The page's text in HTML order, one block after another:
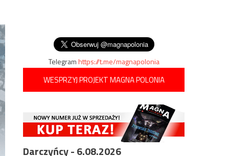
Telegramhttps://t.me/magnapolonia
WESPRZYJ PROJEKT MAGNA POLONIA
Darczyńcy - 6.08.2026